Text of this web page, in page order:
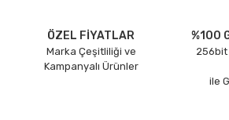
ÖZEL FİYATLAR
Marka Çeşitliliği ve
Kampanyalı Ürünler
%100
256bit
ile